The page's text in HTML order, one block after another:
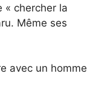
« chercher la
Même ses
avec un homme